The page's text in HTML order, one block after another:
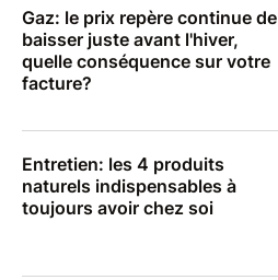
Gaz: le prix repère continue de
baisser juste avant l'hiver,
quelle conséquence sur votre
facture?
Entretien: les 4 produits
naturels indispensables à
toujours avoir chez soi